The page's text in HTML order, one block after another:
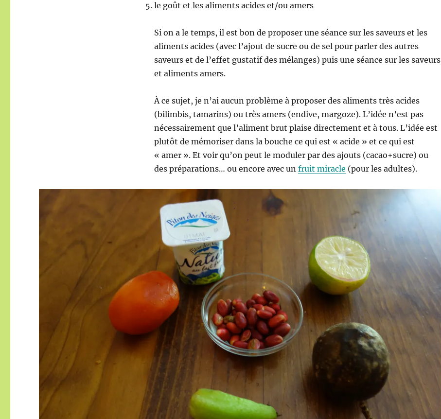
le goût et les aliments acides et/ou amers
Si on a le temps, il est bon de proposer une séance sur les saveurs et les
aliments acides (avec l’ajout de sucre ou de sel pour parler des autres
saveurs et de l’effet gustatif des mélanges) puis une séance sur les saveurs
et aliments amers.
À ce sujet, je n’ai aucun problème à proposer des aliments très acides
(bilimbis, tamarins) ou très amers (endive, margoze). L’idée n’est pas
nécessairement que l’aliment brut plaise directement et à tous. L’idée est
plutôt de mémoriser dans la bouche ce qui est « acide » et ce qui est
« amer ». Et voir qu’on peut le moduler par des ajouts (cacao+sucre) ou
des préparations… ou encore avec un fruit miracle (pour les adultes).